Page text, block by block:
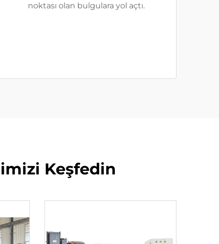
noktası olan bulgulara yol açtı.
Keşfedin